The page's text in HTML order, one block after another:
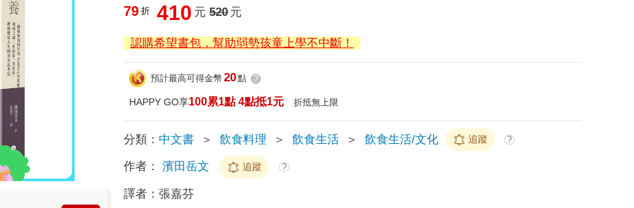
79 折 410 元 520元
認購希望書包，幫助弱勢孩童上學不中斷！
預計最高可得金幣 20點 ?
HAPPY GO享100累1點 4點抵1元 折抵無上限
分類： 中文書 ＞ 飲食料理 ＞ 飲食生活 ＞ 飲食生活/文化 追蹤 ?
作者： 濱田岳文 追蹤 ?
譯者：張嘉芬